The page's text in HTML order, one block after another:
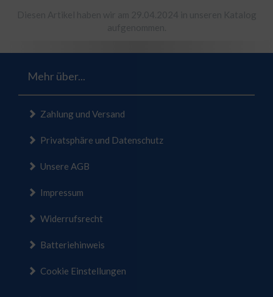
Mehr über...
Zahlung und Versand
Privatsphäre und Datenschutz
Unsere AGB
Impressum
Widerrufsrecht
Batteriehinweis
Cookie Einstellungen